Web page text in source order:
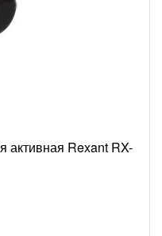
активная Rexant RX-